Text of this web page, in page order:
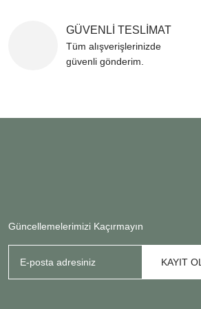
GÜVENLİ TESLİMAT
Tüm alışverişlerinizde
güvenli gönderim.
Güncellemelerimizi Kaçırmayın
KAYIT OL